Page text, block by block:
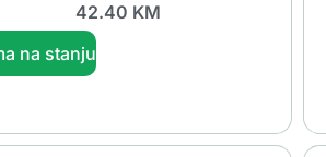
42.40 KM
na stanju